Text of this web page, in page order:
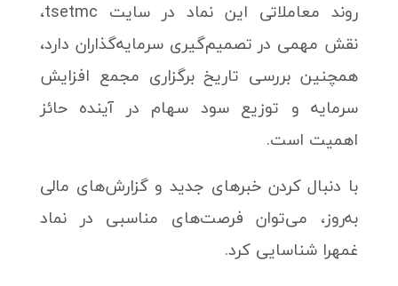
روند معاملاتی این نماد در سایت tsetmc،
نقش مهمی در تصمیم‌گیری سرمایه‌گذاران دارد،
همچنین بررسی تاریخ برگزاری مجمع افزایش
سرمایه و توزیع سود سهام در آینده حائز
اهمیت است.
با دنبال کردن خبرهای جدید و گزارش‌های مالی
به‌روز، می‌توان فرصت‌های مناسبی در نماد
غمهرا شناسایی کرد.